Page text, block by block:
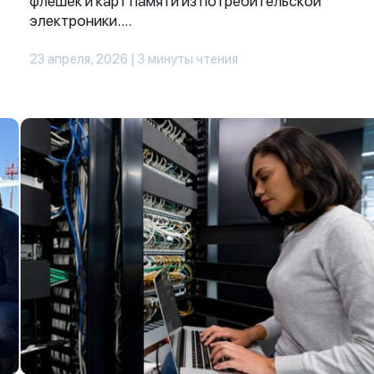
электроники....
23 апреля, 2026 | 3 минуты чтения